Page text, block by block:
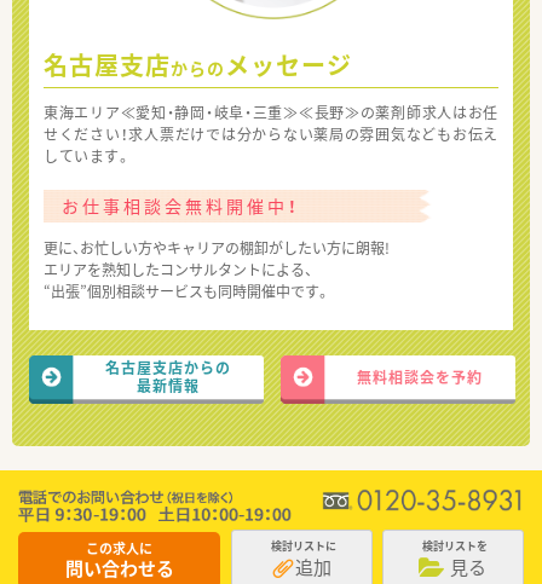
名古屋支店からの メッセージ
東海エリア≪愛知・静岡・岐阜・三重≫≪長野≫の薬剤師求人はお任
せください！求人票だけでは分からない薬局の雰囲気などもお伝え
しています。
お仕事相談会無料開催中！
更に、お忙しい方やキャリアの棚卸がしたい方に朗報!
エリアを熟知したコンサルタントによる、
“出張”個別相談サービスも同時開催中です。
名古屋支店からの
最新情報
無料相談会を予約
この求人に
問い合わせる
検討リストに
追加
検討リストを
見る